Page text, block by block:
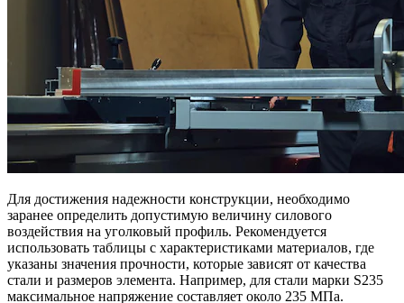
Для достижения надежности конструкции, необходимо
заранее определить допустимую величину силового
воздействия на уголковый профиль. Рекомендуется
использовать таблицы с характеристиками материалов, где
указаны значения прочности, которые зависят от качества
стали и размеров элемента. Например, для стали марки S235
максимальное напряжение составляет около 235 МПа.